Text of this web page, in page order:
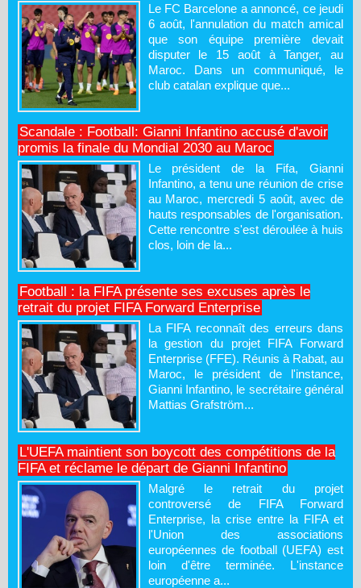
Le FC Barcelone a annoncé, ce jeudi
6 août, l'annulation du match amical
que son équipe première devait
disputer le 15 août à Tanger, au
Maroc. Dans un communiqué, le
club catalan explique que...
Scandale : Football: Gianni Infantino accusé d'avoir
promis la finale du Mondial 2030 au Maroc
Le président de la Fifa, Gianni
Infantino, a tenu une réunion de crise
au Maroc, mercredi 5 août, avec de
hauts responsables de l'organisation.
Cette rencontre s'est déroulée à huis
clos, loin de la...
Football : la FIFA présente ses excuses après le
retrait du projet FIFA Forward Enterprise
La FIFA reconnaît des erreurs dans
la gestion du projet FIFA Forward
Enterprise (FFE). Réunis à Rabat, au
Maroc, le président de l'instance,
Gianni Infantino, le secrétaire général
Mattias Grafström...
L'UEFA maintient son boycott des compétitions de la
FIFA et réclame le départ de Gianni Infantino
Malgré le retrait du projet
controversé de FIFA Forward
Enterprise, la crise entre la FIFA et
l'Union des associations
européennes de football (UEFA) est
loin d'être terminée. L'instance
européenne a...